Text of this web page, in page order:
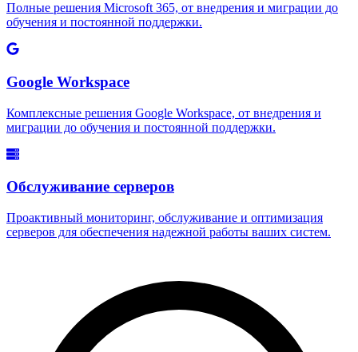
Полные решения Microsoft 365, от внедрения и миграции до
обучения и постоянной поддержки.
Google Workspace
Комплексные решения Google Workspace, от внедрения и
миграции до обучения и постоянной поддержки.
Обслуживание серверов
Проактивный мониторинг, обслуживание и оптимизация
серверов для обеспечения надежной работы ваших систем.